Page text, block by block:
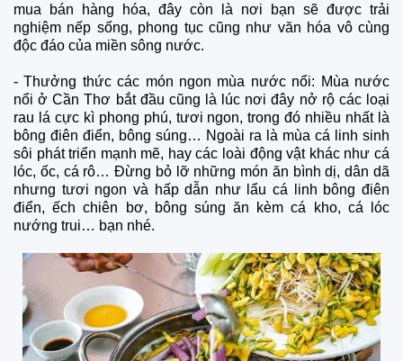
mua bán hàng hóa, đây còn là nơi bạn sẽ được trải
nghiệm nếp sống, phong tục cũng như văn hóa vô cùng
độc đáo của miền sông nước.
- Thưởng thức các món ngon mùa nước nổi: Mùa nước
nổi ở Cần Thơ bắt đầu cũng là lúc nơi đây nở rộ các loại
rau lá cực kì phong phú, tươi ngon, trong đó nhiều nhất là
bông điên điển, bông súng… Ngoài ra là mùa cá linh sinh
sôi phát triển mạnh mẽ, hay các loài động vật khác như cá
lóc, ốc, cá rô… Đừng bỏ lỡ những món ăn bình dị, dân dã
nhưng tươi ngon và hấp dẫn như lẩu cá linh bông điên
điển, ếch chiên bơ, bông súng ăn kèm cá kho, cá lóc
nướng trui… bạn nhé.